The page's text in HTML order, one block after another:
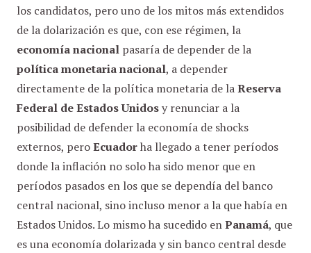
los candidatos, pero uno de los mitos más extendidos
de la dolarización es que, con ese régimen, la
economía nacional pasaría de depender de la
política monetaria nacional, a depender
directamente de la política monetaria de laReserva
Federal de Estados Unidosy renunciar a la
posibilidad de defender la economía de shocks
externos, peroEcuadorha llegado a tener períodos
donde la inflación no solo ha sido menor que en
períodos pasados en los que se dependía del banco
central nacional, sino incluso menor a la que había en
Estados Unidos. Lo mismo ha sucedido enPanamá, que
es una economía dolarizada y sin banco central desde